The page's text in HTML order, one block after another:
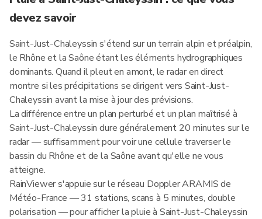
devez savoir
Saint-Just-Chaleyssin s'étend sur un terrain alpin et préalpin,
le Rhône et la Saône étant les éléments hydrographiques
dominants. Quand il pleut en amont, le radar en direct
montre si les précipitations se dirigent vers Saint-Just-
Chaleyssin avant la mise à jour des prévisions.
La différence entre un plan perturbé et un plan maîtrisé à
Saint-Just-Chaleyssin dure généralement 20 minutes sur le
radar — suffisamment pour voir une cellule traverser le
bassin du Rhône et de la Saône avant qu'elle ne vous
atteigne.
RainViewer s'appuie sur le réseau Doppler ARAMIS de
Météo-France — 31 stations, scans à 5 minutes, double
polarisation — pour afficher la pluie à Saint-Just-Chaleyssin